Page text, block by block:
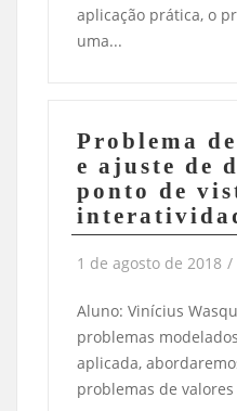
aplicação prática, o
uma...
Problema
e ajuste de
ponto de
1 de agosto de 2018 /
Aluno: Vinícius
problemas
aplicada,
problemas de